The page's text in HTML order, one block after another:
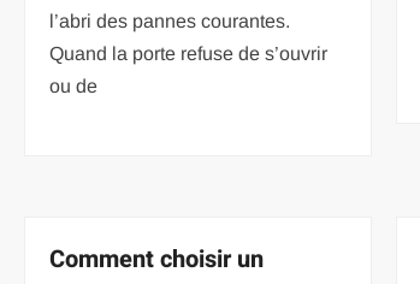
l’abri des pannes courantes.
Quand la porte refuse de s’ouvrir
ou de
Comment choisir un